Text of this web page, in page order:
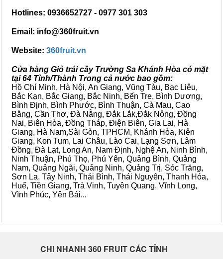
Hotlines: 0936652727 - 0977 301 303
Email: info@360fruit.vn
Website: 360fruit.vn
Cửa hàng Giỏ trái cây Trường Sa Khánh Hòa có mặt
tại 64 Tỉnh/Thành Trong cả nước bao gồm:
Hồ Chí Minh, Hà Nội, An Giang, Vũng Tàu, Bạc Liêu,
Bắc Kạn, Bắc Giang, Bắc Ninh, Bến Tre, Bình Dương,
Bình Định, Bình Phước, Bình Thuận, Cà Mau, Cao
Bằng, Cần Thơ, Đà Nẵng, Đắk Lắk,Đắk Nông, Đồng
Nai, Biên Hòa, Đồng Tháp, Điện Biên, Gia Lai, Hà
Giang, Hà Nam,Sài Gòn, TPHCM, Khánh Hòa, Kiên
Giang, Kon Tum, Lai Châu, Lào Cai, Lạng Sơn, Lâm
Đồng, Đà Lạt, Long An, Nam Định, Nghệ An, Ninh Bình,
Ninh Thuận, Phú Thọ, Phú Yên, Quảng Bình, Quảng
Nam, Quảng Ngãi, Quảng Ninh, Quảng Trị, Sóc Trăng,
Sơn La, Tây Ninh, Thái Bình, Thái Nguyên, Thanh Hóa,
Huế, Tiền Giang, Trà Vinh, Tuyên Quang, Vĩnh Long,
Vĩnh Phúc, Yên Bái...
CHI NHANH 360 FRUIT CÁC TỈNH